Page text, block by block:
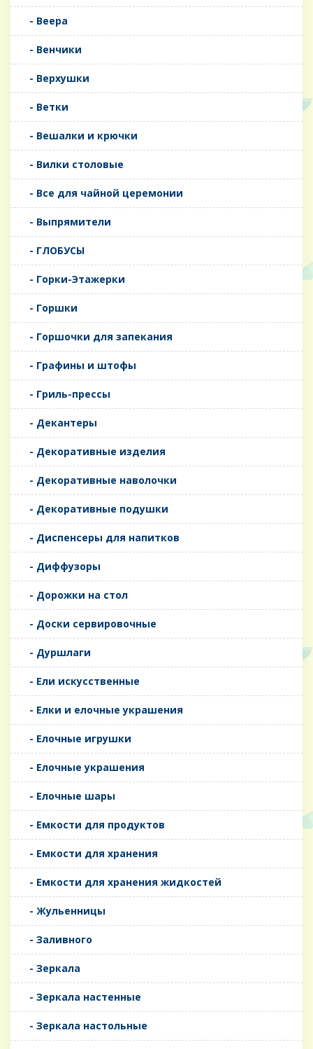
- Веера
- Венчики
- Верхушки
- Ветки
- Вешалки и крючки
- Вилки столовые
- Все для чайной церемонии
- Выпрямители
- ГЛОБУСЫ
- Горки-Этажерки
- Горшки
- Горшочки для запекания
- Графины и штофы
- Гриль-прессы
- Декантеры
- Декоративные изделия
- Декоративные наволочки
- Декоративные подушки
- Диспенсеры для напитков
- Диффузоры
- Дорожки на стол
- Доски сервировочные
- Дуршлаги
- Ели искусственные
- Елки и елочные украшения
- Елочные игрушки
- Елочные украшения
- Елочные шары
- Емкости для продуктов
- Емкости для хранения
- Емкости для хранения жидкостей
- Жульенницы
- Заливного
- Зеркала
- Зеркала настенные
- Зеркала настольные